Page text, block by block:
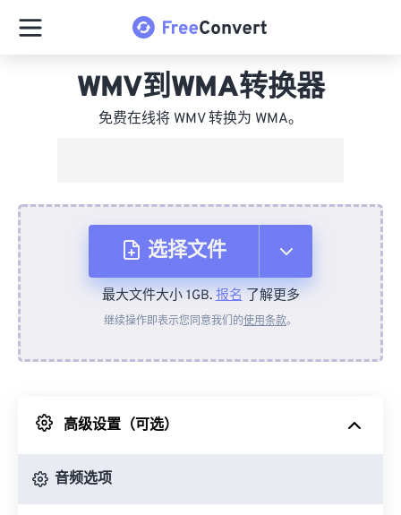
WMV到WMA转换器
免费在线将 WMV 转换为 WMA。
选择文件
从设备
来自 Google Drive
最大文件大小 1GB.报名了解更多
继续操作即表示您同意我们的使用条款。
高级设置（可选）
音频选项